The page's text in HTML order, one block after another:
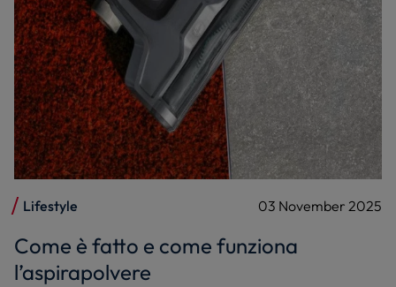
Lifestyle 03 November 2025
Come è fatto e come funziona
l’aspirapolvere